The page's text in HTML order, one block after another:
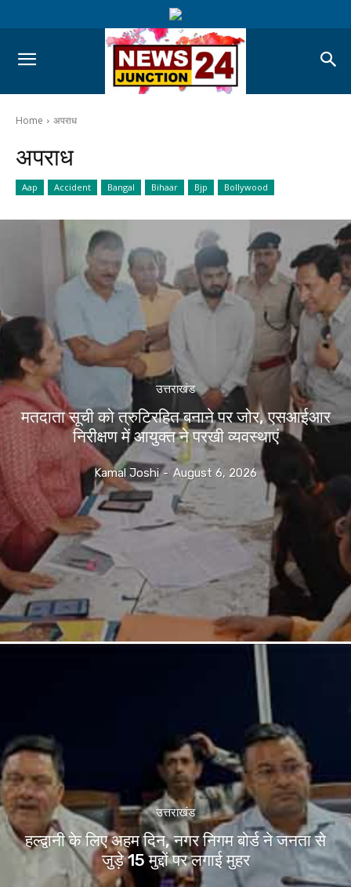
Home अपराध
अपराध
Aap Accident Bangal Bihaar Bjp Bollywood
उत्तराखंड
मतदाता सूची को त्रुटिरहित बनाने पर जोर, एसआईआर
निरीक्षण में आयुक्त ने परखी व्यवस्थाएं
Kamal Joshi - August 6, 2026
उत्तराखंड
हल्द्वानी के लिए अहम दिन, नगर निगम बोर्ड ने जनता से
जुड़े 15 मुद्दों पर लगाई मुहर